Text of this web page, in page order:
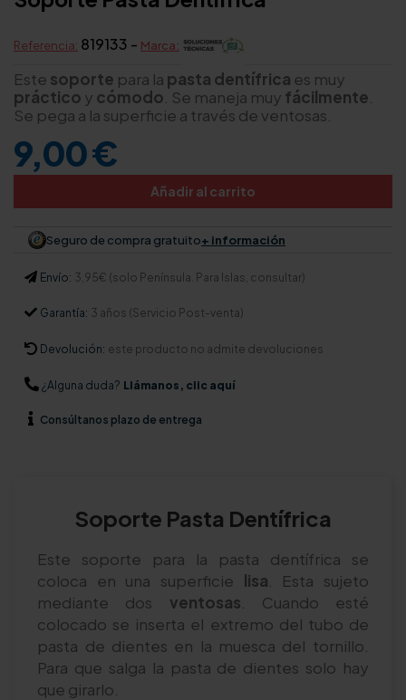
Referencia: 819133 - Marca:
Este soporte para la pasta dentífrica es muy
práctico y cómodo . Se maneja muy fácilmente
Se pega a la superficie a través de ventosas.
9,00 €
Añadir al carrito
Seguro de compra gratuito+ información
Envío: 3,95€ (solo Península. Para Islas, consultar)
Garantía: 3 años (Servicio Post-venta)
Devolución: este producto no admite devoluciones
¿Alguna duda? Llámanos, clic aquí
Consúltanos plazo de entrega
Soporte Pasta Dentífrica
Este soporte para la pasta dentífrica se
coloca en una superficie lisa . Esta sujeto
mediante dos ventosas . Cuando esté
colocado se inserta el extremo del tubo de
pasta de dientes en la muesca del tornillo.
Para que salga la pasta de dientes solo hay
que girarlo.